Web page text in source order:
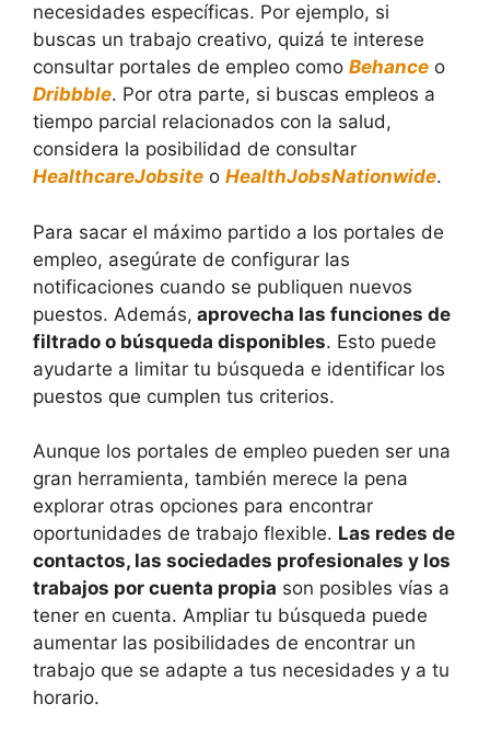
necesidades específicas. Por ejemplo, si
buscas un trabajo creativo, quizá te interese
consultar portales de empleo como Behance o
Dribbble. Por otra parte, si buscas empleos a
tiempo parcial relacionados con la salud,
considera la posibilidad de consultar
HealthcareJobsite o HealthJobsNationwide.
Para sacar el máximo partido a los portales de
empleo, asegúrate de configurar las
notificaciones cuando se publiquen nuevos
puestos. Además, aprovecha las funciones de
filtrado o búsqueda disponibles. Esto puede
ayudarte a limitar tu búsqueda e identificar los
puestos que cumplen tus criterios.
Aunque los portales de empleo pueden ser una
gran herramienta, también merece la pena
explorar otras opciones para encontrar
oportunidades de trabajo flexible. Las redes de
contactos, las sociedades profesionales y los
trabajos por cuenta propia son posibles vías a
tener en cuenta. Ampliar tu búsqueda puede
aumentar las posibilidades de encontrar un
trabajo que se adapte a tus necesidades y a tu
horario.